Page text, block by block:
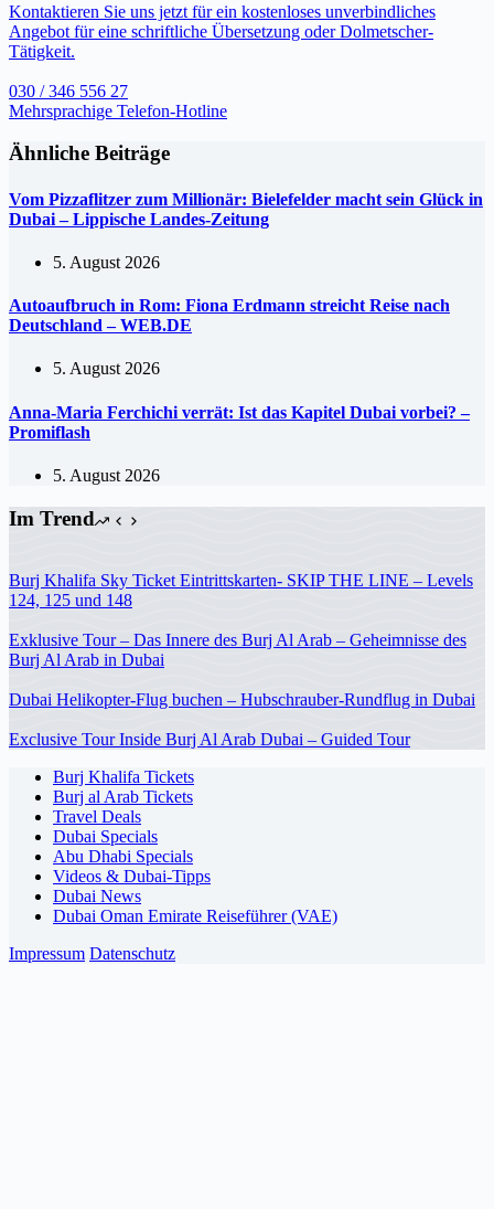
Kontaktieren Sie uns jetzt für ein kostenloses unverbindliches
Angebot für eine schriftliche Übersetzung oder Dolmetscher-
Tätigkeit.
030 / 346 556 27
Mehrsprachige Telefon-Hotline
Ähnliche Beiträge
Vom Pizzaflitzer zum Millionär: Bielefelder macht sein Glück in
Dubai – Lippische Landes-Zeitung
5. August 2026
Autoaufbruch in Rom: Fiona Erdmann streicht Reise nach
Deutschland – WEB.DE
5. August 2026
Anna-Maria Ferchichi verrät: Ist das Kapitel Dubai vorbei? –
Promiflash
5. August 2026
Im Trend
Burj Khalifa Sky Ticket Eintrittskarten- SKIP THE LINE – Levels
124, 125 und 148
Exklusive Tour – Das Innere des Burj Al Arab – Geheimnisse des
Burj Al Arab in Dubai
Dubai Helikopter-Flug buchen – Hubschrauber-Rundflug in Dubai
Exclusive Tour Inside Burj Al Arab Dubai – Guided Tour
Burj Khalifa Tickets
Burj al Arab Tickets
Travel Deals
Dubai Specials
Abu Dhabi Specials
Videos & Dubai-Tipps
Dubai News
Dubai Oman Emirate Reiseführer (VAE)
Impressum Datenschutz